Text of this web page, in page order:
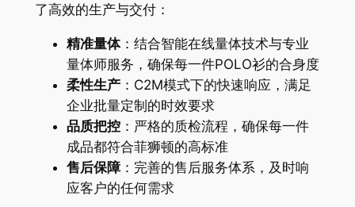
了高效的生产与交付：
精准量体：结合智能在线量体技术与专业
量体师服务，确保每一件POLO衫的合身度
柔性生产：C2M模式下的快速响应，满足
企业批量定制的时效要求
品质把控：严格的质检流程，确保每一件
成品都符合菲狮顿的高标准
售后保障：完善的售后服务体系，及时响
应客户的任何需求